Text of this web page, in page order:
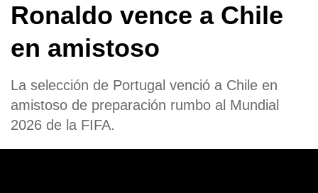
Ronaldo vence a Chile
en amistoso
La selección de Portugal venció a Chile en
amistoso de preparación rumbo al Mundial
2026 de la FIFA.